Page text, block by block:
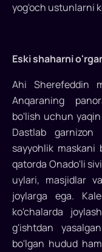
yog'och ustunlarni
Eski shaharni
Ahi Sherefeddin
Anqaraning
bo'lish uchun
Dastlab
sayyohlik maskani
qatorda Onado'li
uylari, masjidlar
joylarga ega.
ko'chalarda
g'ishtdan
bo'lgan hudud